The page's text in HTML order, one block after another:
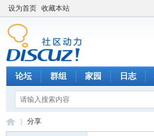
设为首页 收藏本站
论坛 群组 家园 日志
分享